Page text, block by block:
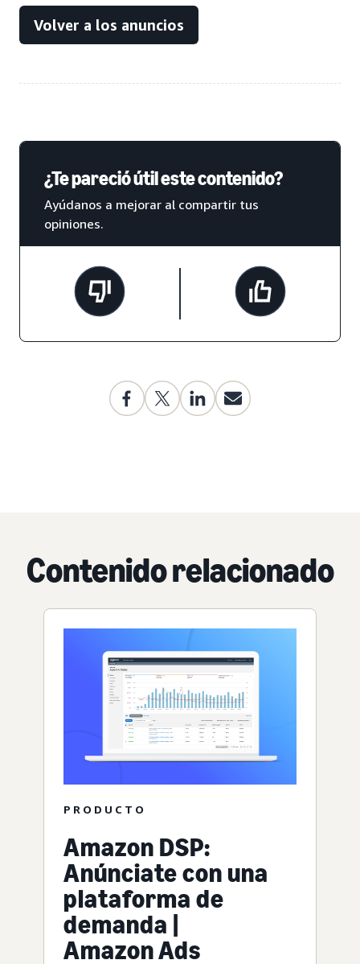
Volver a los anuncios
¿Te pareció útil este contenido?
Ayúdanos a mejorar al compartir tus
opiniones.
Contenido relacionado
PRODUCTO
Amazon DSP:
Anúnciate con una
plataforma de
demanda |
Amazon Ads